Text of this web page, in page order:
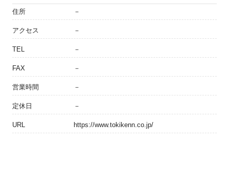
住所 －
アクセス －
TEL －
FAX －
営業時間 －
定休日 －
URL https://www.tokikenn.co.jp/